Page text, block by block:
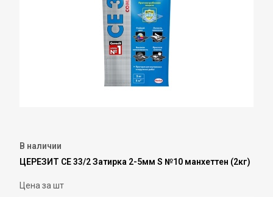
В наличии
ЦЕРЕЗИТ СЕ 33/2 Затирка 2-5мм S №10 манхеттен (2кг)
Цена за шт